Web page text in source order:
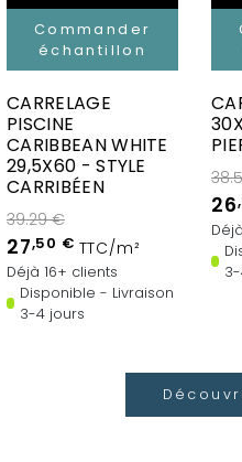
Commander
échantillon
CARRELAGE
PISCINE
CARIBBEAN WHITE
29,5X60 - STYLE
CARRIBÉEN
39.29 €
27,50 € TTC/m²
Déjà 16+ clients
Disponible - Livraison
3-4 jours
26